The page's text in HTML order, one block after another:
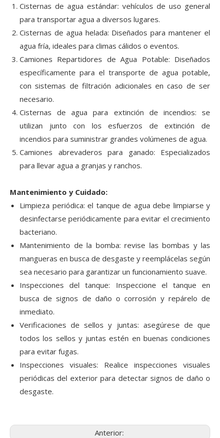
Cisternas de agua estándar: vehículos de uso general
para transportar agua a diversos lugares.
Cisternas de agua helada: Diseñados para mantener el
agua fría, ideales para climas cálidos o eventos.
Camiones Repartidores de Agua Potable: Diseñados
específicamente para el transporte de agua potable,
con sistemas de filtración adicionales en caso de ser
necesario.
Cisternas de agua para extinción de incendios: se
utilizan junto con los esfuerzos de extinción de
incendios para suministrar grandes volúmenes de agua.
Camiones abrevaderos para ganado: Especializados
para llevar agua a granjas y ranchos.
Mantenimiento y Cuidado:
Limpieza periódica: el tanque de agua debe limpiarse y
desinfectarse periódicamente para evitar el crecimiento
bacteriano.
Mantenimiento de la bomba: revise las bombas y las
mangueras en busca de desgaste y reemplácelas según
sea necesario para garantizar un funcionamiento suave.
Inspecciones del tanque: Inspeccione el tanque en
busca de signos de daño o corrosión y repárelo de
inmediato.
Verificaciones de sellos y juntas: asegúrese de que
todos los sellos y juntas estén en buenas condiciones
para evitar fugas.
Inspecciones visuales: Realice inspecciones visuales
periódicas del exterior para detectar signos de daño o
desgaste.
Anterior: